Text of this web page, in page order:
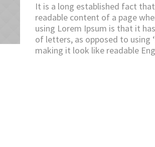
It is a long established fact
readable content of a page
using Lorem Ipsum is that it
of letters, as opposed to using
making it look like readable